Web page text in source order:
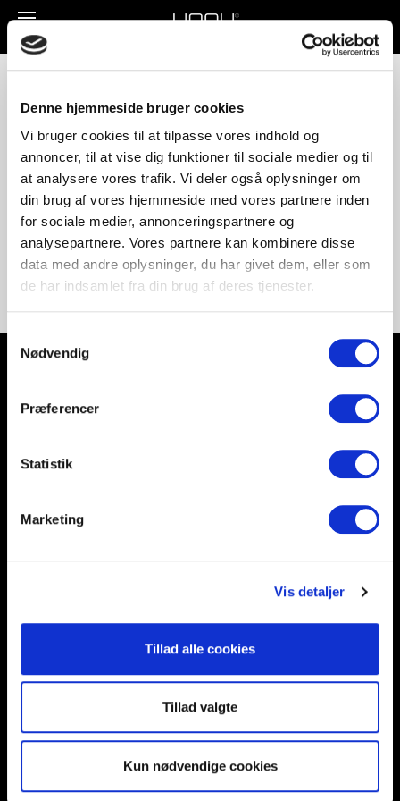
Denne hjemmeside bruger cookies
Vi bruger cookies til at tilpasse vores indhold og
annoncer, til at vise dig funktioner til sociale medier og til
at analysere vores trafik. Vi deler også oplysninger om
din brug af vores hjemmeside med vores partnere inden
for sociale medier, annonceringspartnere og
analysepartnere. Vores partnere kan kombinere disse
data med andre oplysninger, du har givet dem, eller som
de har indsamlet fra din brug af deres tjenester.
Samtykkevalg
Nødvendig
Præferencer
Statistik
Marketing
Vis detaljer
Tillad alle cookies
Tillad valgte
Kun nødvendige cookies
Toggle
navigation